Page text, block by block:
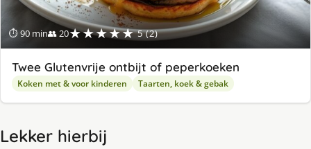
⏱ 90 min👥 20★★★★★ 5 (2)
Twee Glutenvrije ontbijt of peperkoeken
Koken met & voor kinderen Taarten, koek & gebak
Lekker hierbij